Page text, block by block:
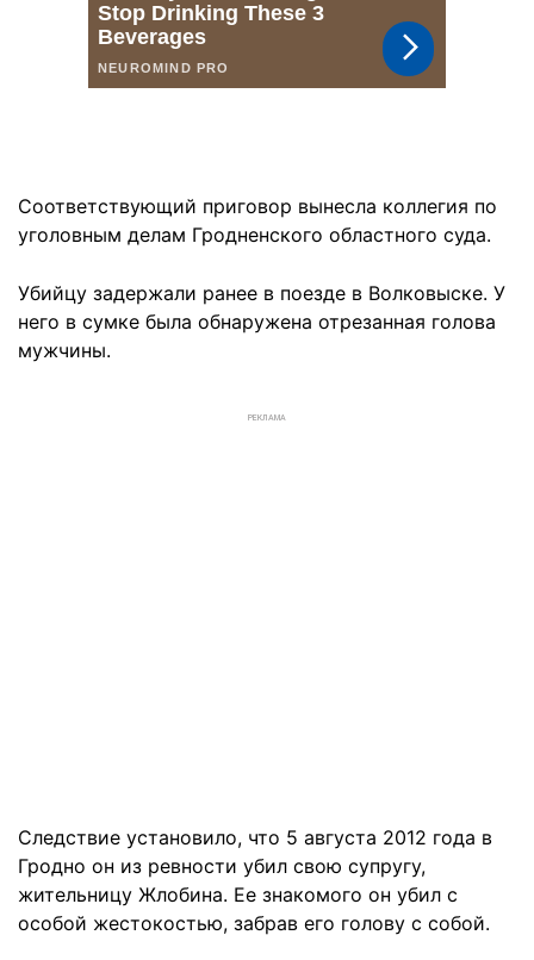
Соответствующий приговор вынесла коллегия по
уголовным делам Гродненского областного суда.
Убийцу задержали ранее в поезде в Волковыске. У
него в сумке была обнаружена отрезанная голова
мужчины.
РЕКЛАМА
Следствие установило, что 5 августа 2012 года в
Гродно он из ревности убил свою супругу,
жительницу Жлобина. Ее знакомого он убил с
особой жестокостью, забрав его голову с собой.